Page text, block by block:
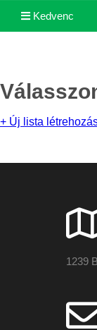
Kedvenc
+ Új lista
1239